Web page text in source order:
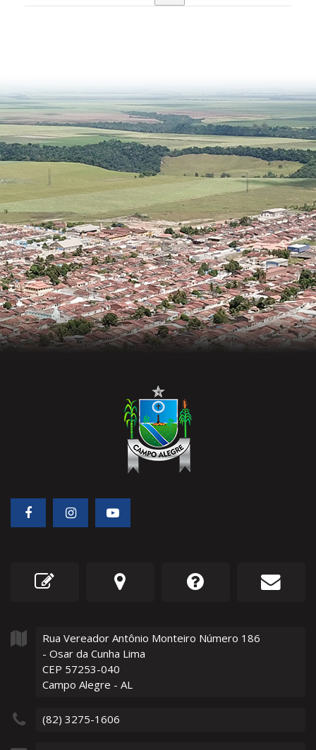
Rua Vereador Antônio Monteiro Número 186
- Osar da Cunha Lima
CEP 57253-040
Campo Alegre - AL
(82) 3275-1606